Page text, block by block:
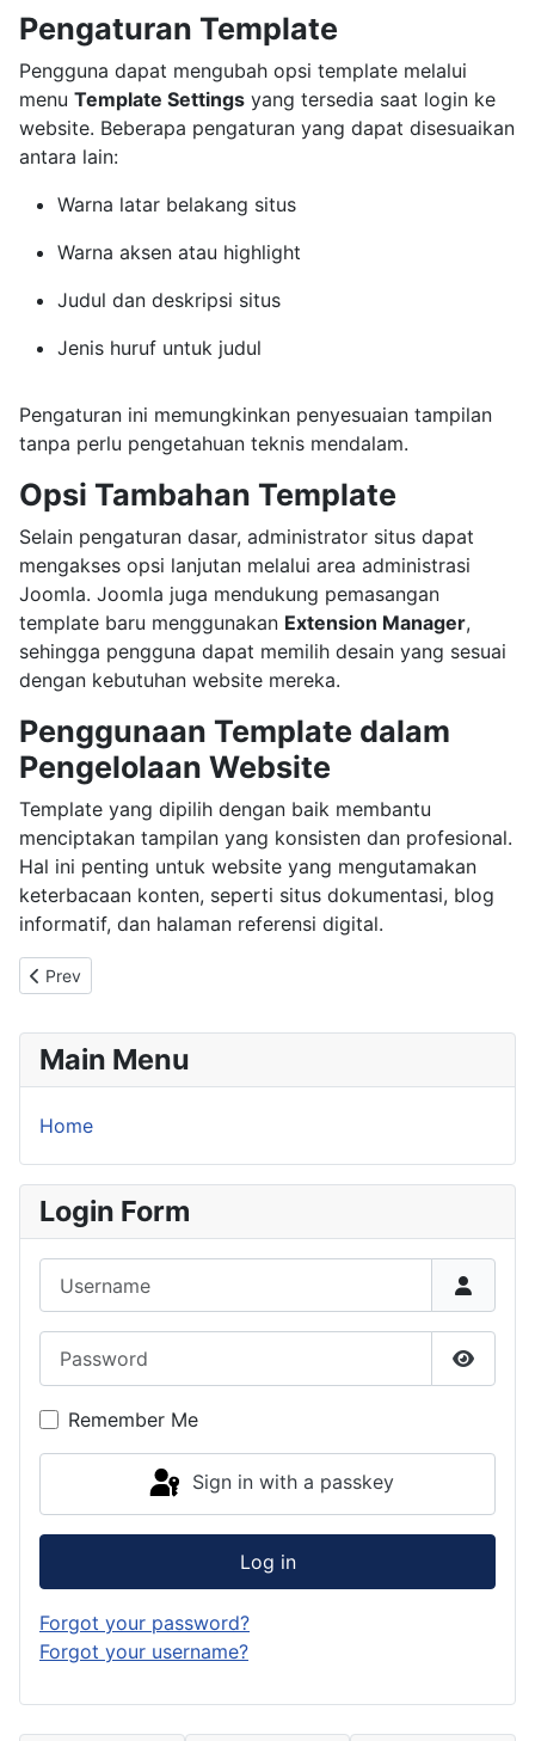
Pengaturan Template
Pengguna dapat mengubah opsi template melalui
menu Template Settings yang tersedia saat login ke
website. Beberapa pengaturan yang dapat disesuaikan
antara lain:
Warna latar belakang situs
Warna aksen atau highlight
Judul dan deskripsi situs
Jenis huruf untuk judul
Pengaturan ini memungkinkan penyesuaian tampilan
tanpa perlu pengetahuan teknis mendalam.
Opsi Tambahan Template
Selain pengaturan dasar, administrator situs dapat
mengakses opsi lanjutan melalui area administrasi
Joomla. Joomla juga mendukung pemasangan
template baru menggunakan Extension Manager,
sehingga pengguna dapat memilih desain yang sesuai
dengan kebutuhan website mereka.
Penggunaan Template dalam
Pengelolaan Website
Template yang dipilih dengan baik membantu
menciptakan tampilan yang konsisten dan profesional.
Hal ini penting untuk website yang mengutamakan
keterbacaan konten, seperti situs dokumentasi, blog
informatif, dan halaman referensi digital.
Previous article: Your Modules
Prev
Main Menu
Home
Login Form
Show
Remember Me
Sign in with a passkey
Log in
Forgot your password?
Forgot your username?